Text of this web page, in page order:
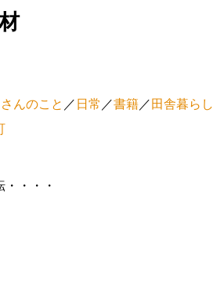
んのこと ／ 日常 ／書籍／ 田舎暮らし
・・・